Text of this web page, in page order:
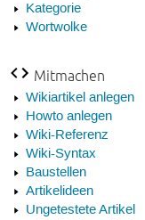
Kategorie
Wortwolke
Mitmachen
Wikiartikel anlegen
Howto anlegen
Wiki-Referenz
Wiki-Syntax
Baustellen
Artikelideen
Ungetestete Artikel